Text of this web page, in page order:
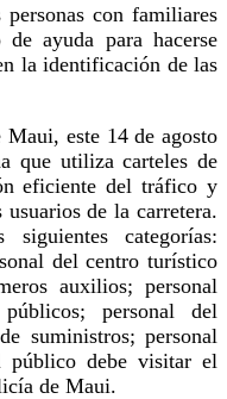
con familiares
ayuda para hacerse
la identificación de las
este 14 de agosto
que utiliza carteles de
eficiente del tráfico y
de la carretera.
categorías:
del centro turístico
auxilios; personal
personal del
suministros; personal
público debe visitar el
de Maui.